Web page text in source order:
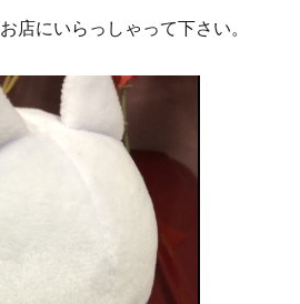
店にいらっしゃって下さい。